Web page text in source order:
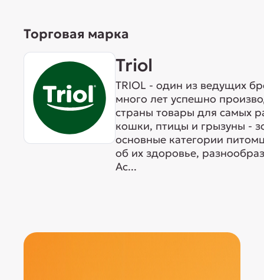
Торговая марка
Triol
TRIOL - один из ведущих
много лет успешно
страны товары для самых
кошки, птицы и грызуны -
основные категории
об их здоровье,
Ас...